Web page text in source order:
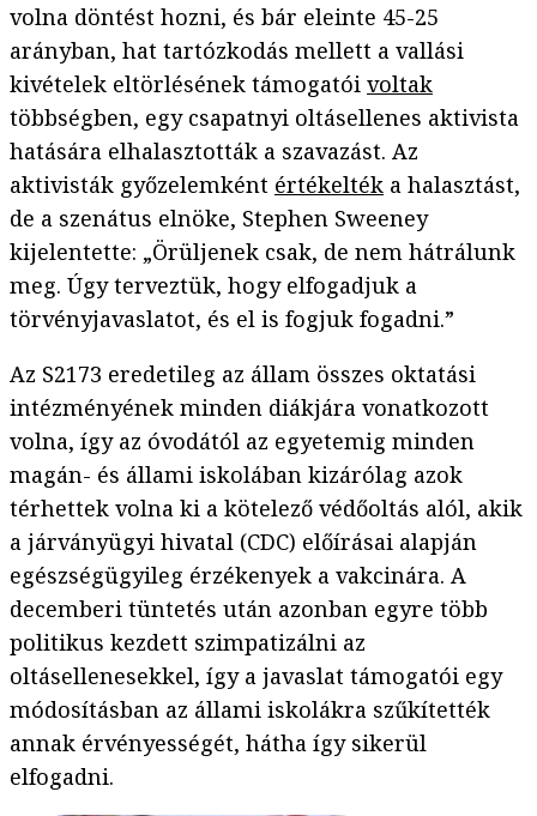
volna döntést hozni, és bár eleinte 45-25
arányban, hat tartózkodás mellett a vallási
kivételek eltörlésének támogatói voltak
többségben, egy csapatnyi oltásellenes aktivista
hatására elhalasztották a szavazást. Az
aktivisták győzelemként értékelték a halasztást,
de a szenátus elnöke, Stephen Sweeney
kijelentette: „Örüljenek csak, de nem hátrálunk
meg. Úgy terveztük, hogy elfogadjuk a
törvényjavaslatot, és el is fogjuk fogadni.”
Az S2173 eredetileg az állam összes oktatási
intézményének minden diákjára vonatkozott
volna, így az óvodától az egyetemig minden
magán- és állami iskolában kizárólag azok
térhettek volna ki a kötelező védőoltás alól, akik
a járványügyi hivatal (CDC) előírásai alapján
egészségügyileg érzékenyek a vakcinára. A
decemberi tüntetés után azonban egyre több
politikus kezdett szimpatizálni az
oltásellenesekkel, így a javaslat támogatói egy
módosításban az állami iskolákra szűkítették
annak érvényességét, hátha így sikerül
elfogadni.